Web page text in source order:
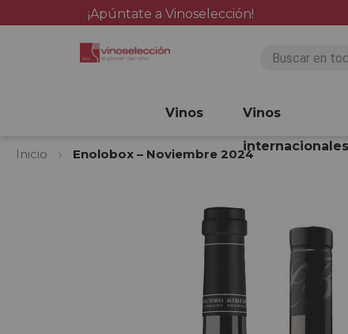
¡Apúntate a Vinoselección!
Vinos Vinos
internacionales
Inicio
Enolobox – Noviembre 2024